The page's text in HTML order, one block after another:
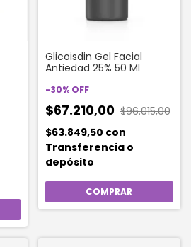
Glicoisdin Gel Facial
Antiedad 25% 50 Ml
-30% OFF
$67.210,00 $96.015,00
$63.849,50 con
Transferencia o
depósito